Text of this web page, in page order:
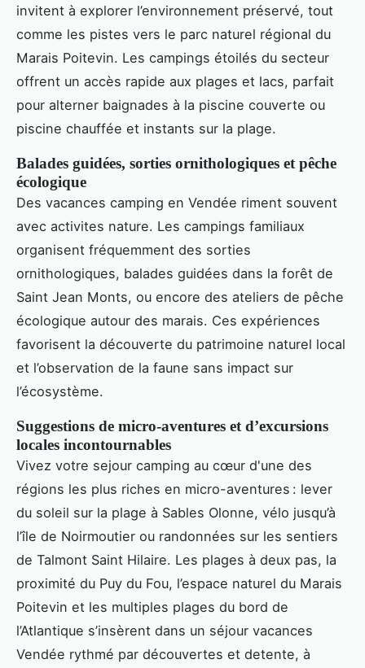
invitent à explorer l’environnement préservé, tout
comme les pistes vers le parc naturel régional du
Marais Poitevin. Les campings étoilés du secteur
offrent un accès rapide aux plages et lacs, parfait
pour alterner baignades à la piscine couverte ou
piscine chauffée et instants sur la plage.
Balades guidées, sorties ornithologiques et pêche
écologique
Des vacances camping en Vendée riment souvent
avec activites nature. Les campings familiaux
organisent fréquemment des sorties
ornithologiques, balades guidées dans la forêt de
Saint Jean Monts, ou encore des ateliers de pêche
écologique autour des marais. Ces expériences
favorisent la découverte du patrimoine naturel local
et l’observation de la faune sans impact sur
l’écosystème.
Suggestions de micro-aventures et d’excursions
locales incontournables
Vivez votre sejour camping au cœur d'une des
régions les plus riches en micro-aventures : lever
du soleil sur la plage à Sables Olonne, vélo jusqu’à
l’île de Noirmoutier ou randonnées sur les sentiers
de Talmont Saint Hilaire. Les plages à deux pas, la
proximité du Puy du Fou, l’espace naturel du Marais
Poitevin et les multiples plages du bord de
l’Atlantique s’insèrent dans un séjour vacances
Vendée rythmé par découvertes et detente, à